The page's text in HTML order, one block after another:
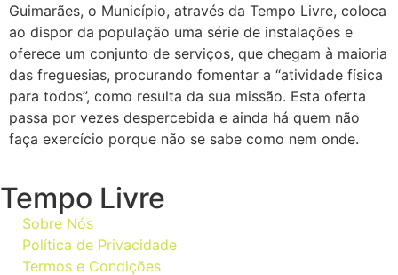
Guimarães, o Município, através da Tempo Livre, coloca
ao dispor da população uma série de instalações e
oferece um conjunto de serviços, que chegam à maioria
das freguesias, procurando fomentar a “atividade física
para todos”, como resulta da sua missão. Esta oferta
passa por vezes despercebida e ainda há quem não
faça exercício porque não se sabe como nem onde.
Tempo Livre
Sobre Nós
Política de Privacidade
Termos e Condições